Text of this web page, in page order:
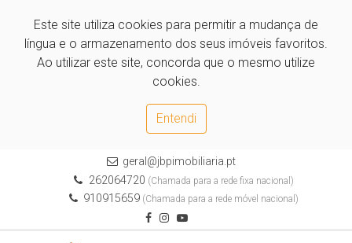
Este site utiliza cookies para permitir a mudança de
língua e o armazenamento dos seus imóveis favoritos.
Ao utilizar este site, concorda que o mesmo utilize
cookies.
Entendi
geral@jbpimobiliaria.pt
262064720 (Chamada para a rede fixa nacional)
910915659 (Chamada para a rede móvel nacional)